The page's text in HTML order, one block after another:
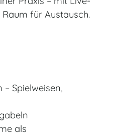
für Austausch.
Spielweisen,
als